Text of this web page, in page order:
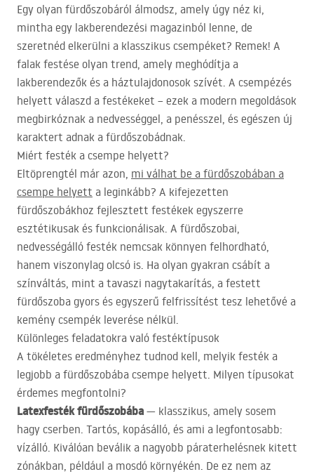
Egy olyan fürdőszobáról álmodsz, amely úgy néz ki,
mintha egy lakberendezési magazinból lenne, de
szeretnéd elkerülni a klasszikus csempéket? Remek! A
falak festése olyan trend, amely meghódítja a
lakberendezők és a háztulajdonosok szívét. A csempézés
helyett válaszd a festékeket – ezek a modern megoldások
megbirkóznak a nedvességgel, a penésszel, és egészen új
karaktert adnak a fürdőszobádnak.
Miért festék a csempe helyett?
Eltöprengtél már azon, mi válhat be a fürdőszobában a
csempe helyett a leginkább? A kifejezetten
fürdőszobákhoz fejlesztett festékek egyszerre
esztétikusak és funkcionálisak. A fürdőszobai,
nedvességálló festék nemcsak könnyen felhordható,
hanem viszonylag olcsó is. Ha olyan gyakran csábít a
színváltás, mint a tavaszi nagytakarítás, a festett
fürdőszoba gyors és egyszerű felfrissítést tesz lehetővé a
kemény csempék leverése nélkül.
Különleges feladatokra való festéktípusok
A tökéletes eredményhez tudnod kell, melyik festék a
legjobb a fürdőszobába csempe helyett. Milyen típusokat
érdemes megfontolni?
Latexfesték fürdőszobába — klasszikus, amely sosem
hagy cserben. Tartós, kopásálló, és ami a legfontosabb:
vízálló. Kiválóan beválik a nagyobb páraterhelésnek kitett
zónákban, például a mosdó környékén. De ez nem az